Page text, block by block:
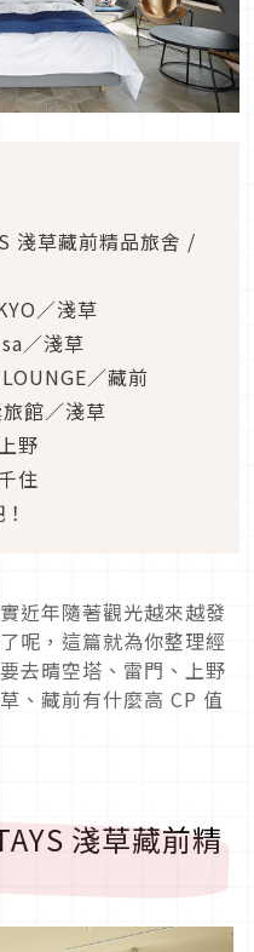
淺草藏前精品旅舍 /
／淺草
／淺草
／藏前
館／淺草
野
住
近年隨著觀光越來越發
呢，這篇就為你整理經
去晴空塔、雷門、上野
、藏前有什麼高 CP 值
淺草藏前精